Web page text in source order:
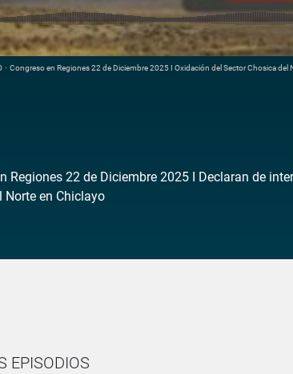
· Congreso en Regiones 22 de Diciembre 2025 I Oxidación del Sector Chosica del
Regiones 22 de Diciembre 2025 I Declaran de
Norte en Chiclayo
EPISODIOS